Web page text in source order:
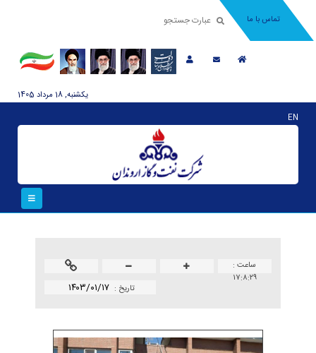
تماس با ما
يکشنبه, 18 مرداد 1405
EN
ساعت :
۱۷:۸:۲۹
تاريخ : ۱۴۰۳/۰۱/۱۷